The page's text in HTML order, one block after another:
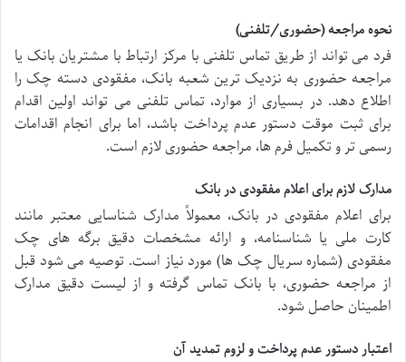
نحوه مراجعه (حضوری/تلفنی)
فرد می تواند از طریق تماس تلفنی با مرکز ارتباط با مشتریان بانک یا
مراجعه حضوری به نزدیک ترین شعبه بانک، مفقودی دسته چک را
اطلاع دهد. در بسیاری از موارد، تماس تلفنی می تواند اولین اقدام
برای ثبت موقت دستور عدم پرداخت باشد، اما برای انجام اقدامات
رسمی تر و تکمیل فرم ها، مراجعه حضوری لازم است.
مدارک لازم برای اعلام مفقودی در بانک
برای اعلام مفقودی در بانک، معمولاً مدارک شناسایی معتبر مانند
کارت ملی یا شناسنامه، و ارائه مشخصات دقیق برگه های چک
مفقودی (شماره سریال چک ها) مورد نیاز است. توصیه می شود قبل
از مراجعه حضوری، با بانک تماس گرفته و از لیست دقیق مدارک
اطمینان حاصل شود.
اعتبار دستور عدم پرداخت و لزوم تمدید آن